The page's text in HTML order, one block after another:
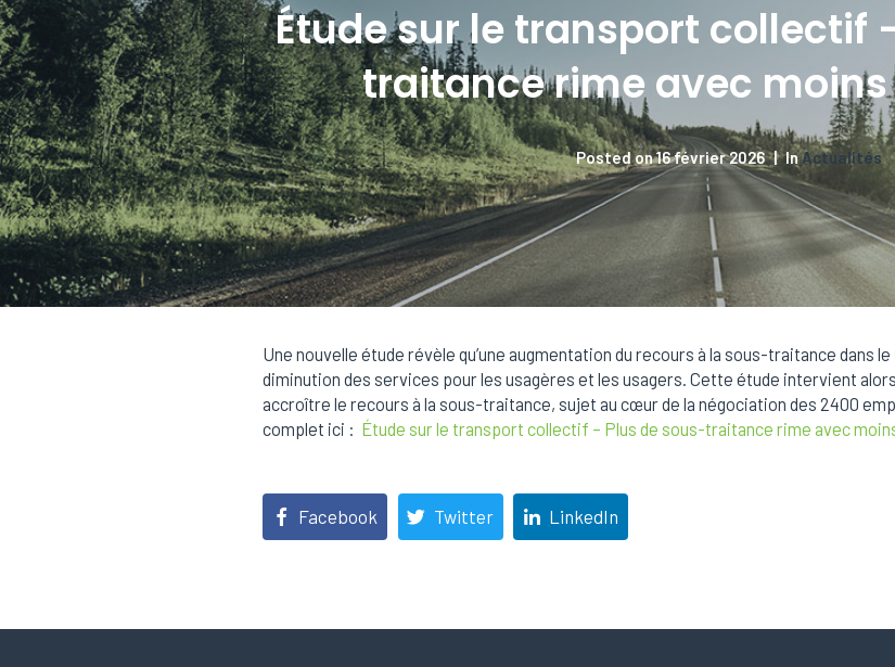
Étude sur le transport collectif
traitance rime avec
Posted on16 février 2026 InActualités
Une nouvelle étude révèle qu’une augmentation du recours à la sous-traitance dans
diminution des services pour les usagères et les usagers. Cette étude intervient
accroître le recours à la sous-traitance, sujet au cœur de la négociation des 2400
complet ici : Étude sur le transport collectif – Plus de sous-traitance rime avec
Facebook Twitter LinkedIn